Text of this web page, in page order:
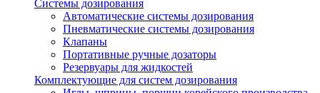
Системы дозирования
Автоматические системы дозирования
Пневматические системы дозирования
Клапаны
Портативные ручные дозаторы
Резервуары для жидкостей
Комплектующие для систем дозирования